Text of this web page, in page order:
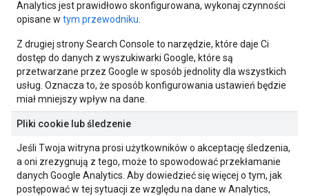
Analytics jest prawidłowo skonfigurowana, wykonaj czynności
opisane w tym przewodniku.
Z drugiej strony Search Console to narzędzie, które daje Ci
dostęp do danych z wyszukiwarki Google, które są
przetwarzane przez Google w sposób jednolity dla wszystkich
usług. Oznacza to, że sposób konfigurowania ustawień będzie
miał mniejszy wpływ na dane.
Pliki cookie lub śledzenie
Jeśli Twoja witryna prosi użytkowników o akceptację śledzenia,
a oni zrezygnują z tego, może to spowodować przekłamanie
danych Google Analytics. Aby dowiedzieć się więcej o tym, jak
postępować w tej sytuacji ze względu na dane w Analytics,